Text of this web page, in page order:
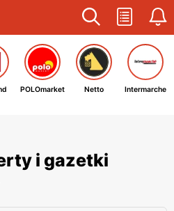
POLOmarket Netto Intermarche
i gazetki